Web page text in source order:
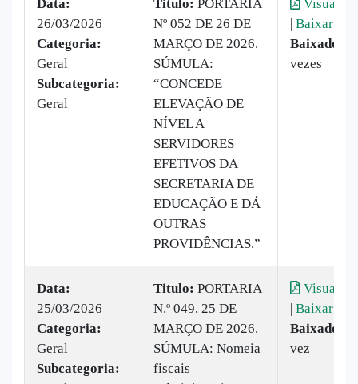
Data:
26/03/2026
Categoria:
Geral
Subcategoria:
Geral
Titulo: PORTARIA
Nº 052 DE 26 DE
MARÇO DE 2026.
SÚMULA:
“CONCEDE
ELEVAÇÃO DE
NÍVEL A
SERVIDORES
EFETIVOS DA
SECRETARIA DE
EDUCAÇÃO E DÁ
OUTRAS
PROVIDÊNCIAS.”
| Baixar
Baixado:
vezes
Data:
25/03/2026
Categoria:
Geral
Subcategoria:
Titulo: PORTARIA
N.º 049, 25 DE
MARÇO DE 2026.
SÚMULA: Nomeia
fiscais
| Baixar
Baixado:
vez